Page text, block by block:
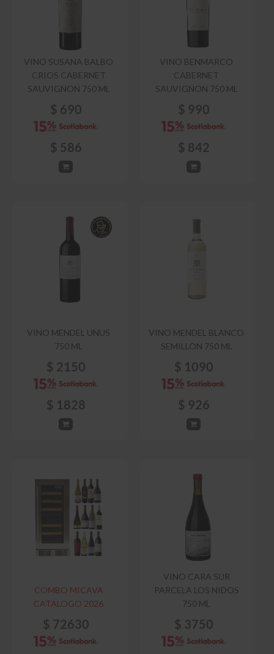
VINO SUSANA BALBO
CRIOS CABERNET
SAUVIGNON 750 ML
$ 690
$ 586
VINO BENMARCO
CABERNET
SAUVIGNON 750 ML
$ 990
$ 842
VINO MENDEL UNUS
750 ML
$ 2150
$ 1828
VINO MENDEL BLANCO
SEMILLON 750 ML
$ 1090
$ 926
COMBO MICAVA
CATALOGO 2026
$ 72630
VINO CARA SUR
PARCELA LOS NIDOS
750 ML
$ 3750